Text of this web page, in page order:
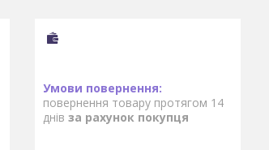
повернення товару протягом 14
днів за рахунок покупця